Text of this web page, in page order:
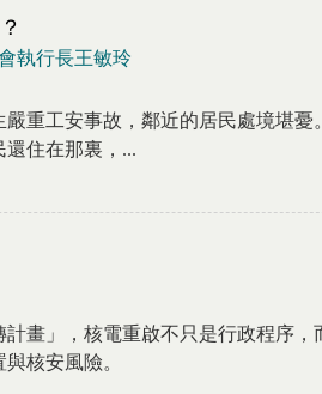
執行長王敏玲
重工安事故，鄰近的居民處境堪憂
住在那裏，...
畫」，核電重啟不只是行政程序，
核安風險。